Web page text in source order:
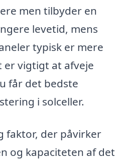
men tilbyder en
levetid, mens
typisk er mere
er vigtigt at afveje
får det bedste
i solceller.
faktor, der påvirker
og kapaciteten af det